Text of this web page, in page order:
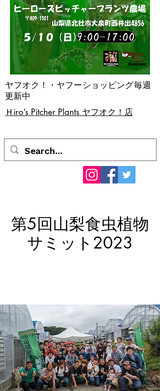
​Ｈiro’s Pitcher Plants ヤフオク！店
ヤフオク！・ヤフーショッピング毎週
更新中
第5回山梨食虫植物
サミット2023